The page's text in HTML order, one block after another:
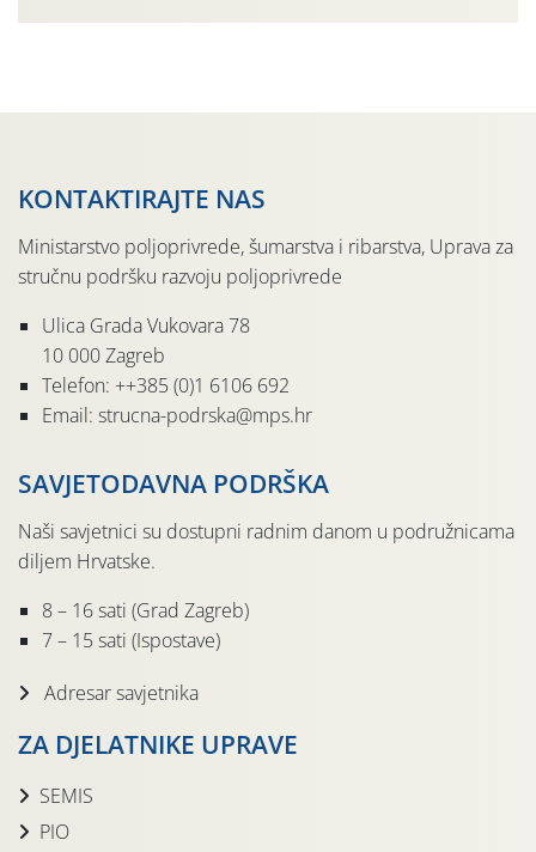
KONTAKTIRAJTE NAS
Ministarstvo poljoprivrede, šumarstva i ribarstva, Uprava za
stručnu podršku razvoju poljoprivrede
Ulica Grada Vukovara 78
10 000 Zagreb
Telefon: ++385 (0)1 6106 692
Email: strucna-podrska@mps.hr
SAVJETODAVNA PODRŠKA
Naši savjetnici su dostupni radnim danom u podružnicama
diljem Hrvatske.
8 – 16 sati (Grad Zagreb)
7 – 15 sati (Ispostave)
Adresar savjetnika
ZA DJELATNIKE UPRAVE
SEMIS
PIO